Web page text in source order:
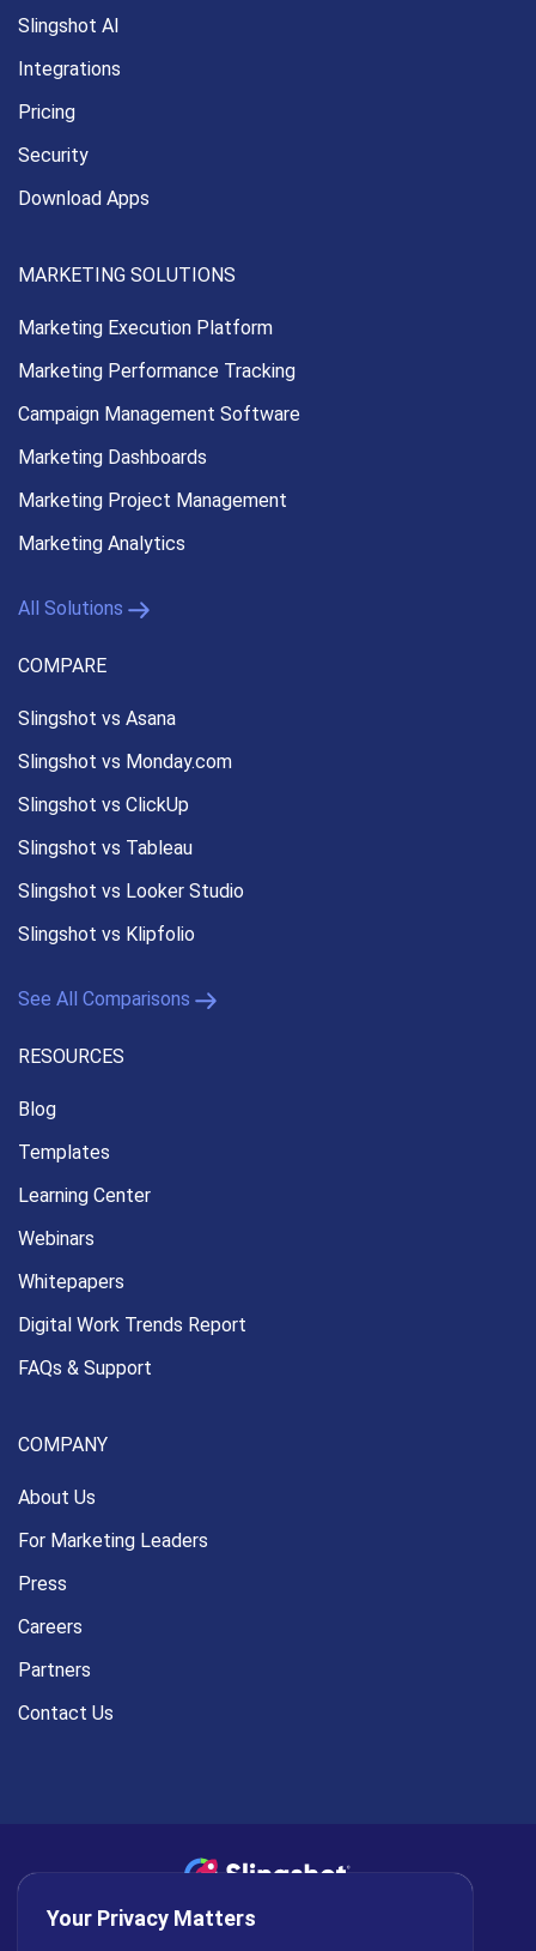
Slingshot AI
Integrations
Pricing
Security
Download Apps
MARKETING SOLUTIONS
Marketing Execution Platform
Marketing Performance Tracking
Campaign Management Software
Marketing Dashboards
Marketing Project Management
Marketing Analytics
All Solutions
COMPARE
Slingshot vs Asana
Slingshot vs Monday.com
Slingshot vs ClickUp
Slingshot vs Tableau
Slingshot vs Looker Studio
Slingshot vs Klipfolio
See All Comparisons
RESOURCES
Blog
Templates
Learning Center
Webinars
Whitepapers
Digital Work Trends Report
FAQs & Support
COMPANY
About Us
For Marketing Leaders
Press
Careers
Partners
Contact Us
Your Privacy Matters